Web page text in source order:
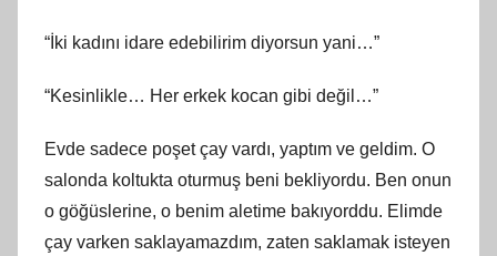
“İki kadını idare edebilirim diyorsun yani…”
“Kesinlikle… Her erkek kocan gibi değil…”
Evde sadece poşet çay vardı, yaptım ve geldim. O
salonda koltukta oturmuş beni bekliyordu. Ben onun
o göğüslerine, o benim aletime bakıyorddu. Elimde
çay varken saklayamazdım, zaten saklamak isteyen